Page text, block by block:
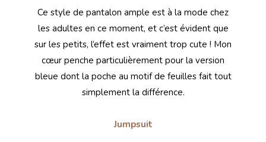
Ce style de pantalon ample est à la mode chez
les adultes en ce moment, et c’est évident que
sur les petits, l’effet est vraiment trop cute ! Mon
cœur penche particulièrement pour la version
bleue dont la poche au motif de feuilles fait tout
simplement la différence.
Jumpsuit